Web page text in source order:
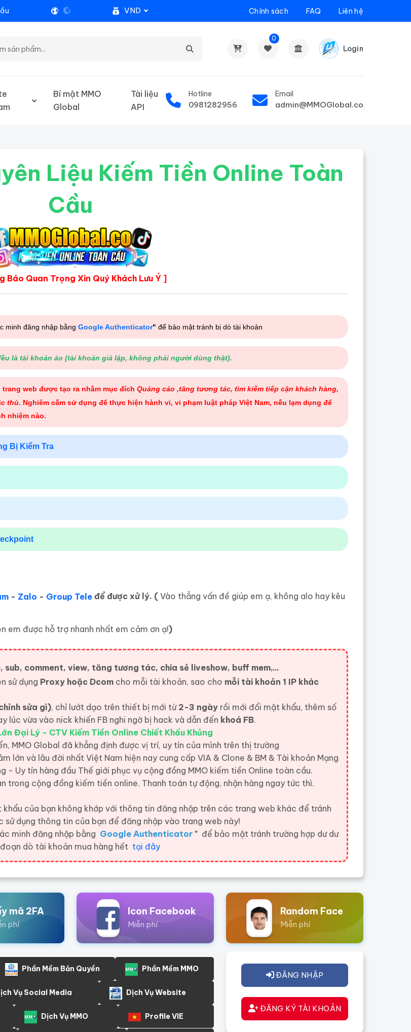
VND Chính sách FAQ Liên hệ
0
Login
Bí mật MMO
Global
Tài liệu
API
Hotline
0981282956
Email
admin@MMOGlobal.co
Liệu Kiếm Tiền Online Toàn
Cầu
Báo Quan Trọng Xin Quý Khách Lưu Ý ]
minh đăng nhập bằng Google Authenticator" để bảo mật tránh bị dò tài khoản
là tài khoản ảo (tài khoản giả lập, không phải người dùng thật).
web được tạo ra nhằm mục đích Quảng cáo ,tăng tương tác, tìm kiếm tiếp cận khách hàng,
thù. Nghiêm cấm sử dụng để thực hiện hành vi, vi phạm luật pháp Việt Nam, nếu lạm dụng để
nhiệm nào.
Bị Kiểm Tra
- Zalo - Group Tele để được xử lý. ( Vào thẳng vấn đề giúp em ạ, không alo hay kêu
em được hỗ trợ nhanh nhất em cảm ơn ạ!)
sub, comment, view, tăng tương tác, chia sẻ liveshow, buff mem,...
sử dụng Proxy hoặc Dcom cho mỗi tài khoản, sao cho mỗi tài khoản 1 IP khác
sửa gì), chỉ lướt dạo trên thiết bị mới từ 2-3 ngày rồi mới đổi mật khẩu, thêm số
lúc vừa vào nick khiến FB nghi ngờ bị hack và dẫn đến khoá FB.
Đại Lý - CTV Kiếm Tiền Online Chiết Khấu Khủng
MMO Global đã khẳng định được vị trí, uy tín của mình trên thị trường
lớn và lâu đời nhất Việt Nam hiện nay cung cấp VIA & Clone & BM & Tài khoản Mạng
- Uy tín hàng đầu Thế giới phục vụ cộng đồng MMO kiếm tiền Online toàn cầu.
trong cộng đồng kiếm tiền online. Thanh toán tự động, nhận hàng ngay tức thì.
của bạn không khớp với thông tin đăng nhập trên các trang web khác để tránh
sử dụng thông tin của bạn để đăng nhập vào trang web này!
minh đăng nhập bằng Google Authenticator " để bảo mật tránh trường hợp dư dư
dò tài khoản mua hàng hết tại đây
mã 2FA
phí
Icon Facebook
Miễn phí
Random Face
Miễn phí
Phần Mềm Bản Quyền Phần Mềm MMO
Vụ Social Media Dịch Vụ Website
Dịch Vụ MMO Profile VIE
ĐĂNG NHẬP
ĐĂNG KÝ TÀI KHOẢN